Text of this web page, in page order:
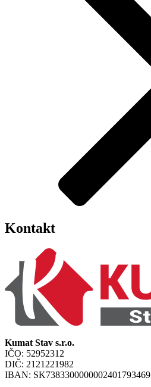
Kontakt
Kumat Stav s.r.o.
IČO: 52952312
DIČ: 2121221982
IBAN: SK7383300000002401793469